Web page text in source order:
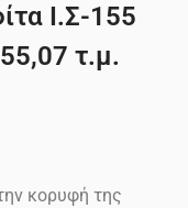
Ι.Σ-155
τ.μ.
κορυφή της